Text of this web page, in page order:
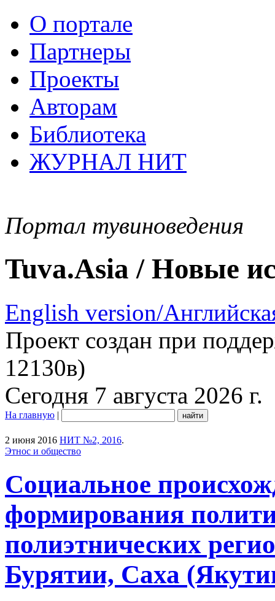
О портале
Партнеры
Проекты
Авторам
Библиотека
ЖУРНАЛ НИТ
Портал тувиноведения
Tuva.Asia / Новые
English version/
Проект создан при
12130в)
Сегодня 7 августа 2026 г.
На главную |
2 июня 2016 НИТ №2, 2016.
Этнос и общество
Социальное
формирования
полиэтнических
Бурятии, Саха